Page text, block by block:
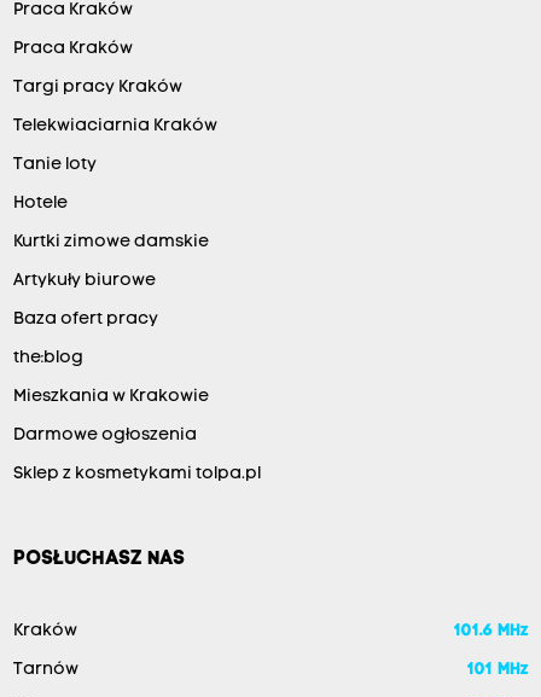
Praca Kraków
Praca Kraków
Targi pracy Kraków
Telekwiaciarnia Kraków
Tanie loty
Hotele
Kurtki zimowe damskie
Artykuły biurowe
Baza ofert pracy
the:blog
Mieszkania w Krakowie
Darmowe ogłoszenia
Sklep z kosmetykami tolpa.pl
POSŁUCHASZ NAS
Kraków 101.6 MHz
Tarnów 101 MHz